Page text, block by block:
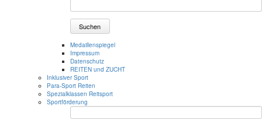
Suchen
Medaillenspiegel
Impressum
Datenschutz
REITEN und ZUCHT
Inklusiver Sport
Para-Sport Reiten
Spezialklassen Reitsport
Sportförderung